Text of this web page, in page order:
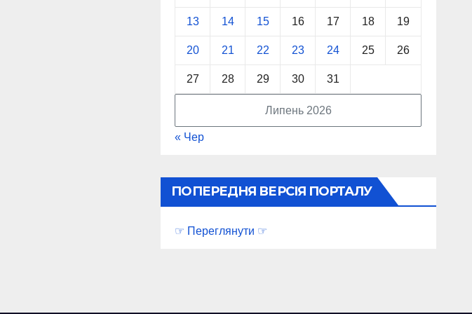
Липень 2026
13 14 15 16 17 18 19
20 21 22 23 24 25 26
27 28 29 30 31
« Чер
ПОПЕРЕДНЯ ВЕРСІЯ ПОРТАЛУ
☞ Переглянути ☞